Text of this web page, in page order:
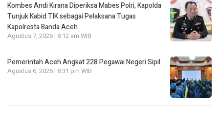
Kombes Andi Kirana Diperiksa Mabes Polri, Kapolda
Tunjuk Kabid TIK sebagai Pelaksana Tugas
Kapolresta Banda Aceh
Agustus 7, 2026 | 8:12 am WIB
Pemerintah Aceh Angkat 228 Pegawai Negeri Sipil
Agustus 6, 2026 | 8:31 pm WIB